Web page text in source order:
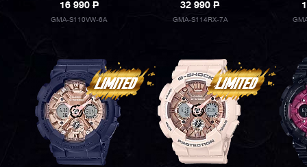
16 990P
GMA-S110VW-6A
32 990P
GMA-S114RX-7A